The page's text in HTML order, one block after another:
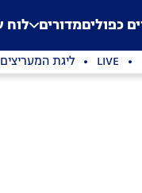
Application error: a
. כפוליםמדורים לוח
LIVE ליגת המעריצים